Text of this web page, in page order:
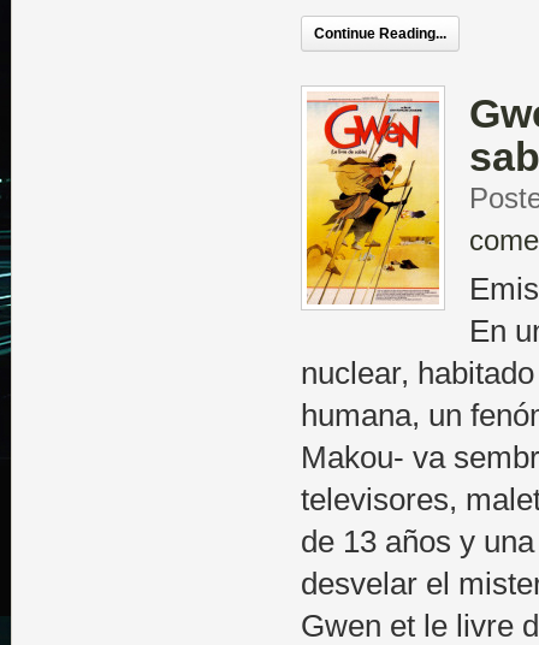
Continue Reading...
En
nuclear,
humana, un
Makou- va
televisores,
de 13 años y
desvelar el
Gwen et le livre